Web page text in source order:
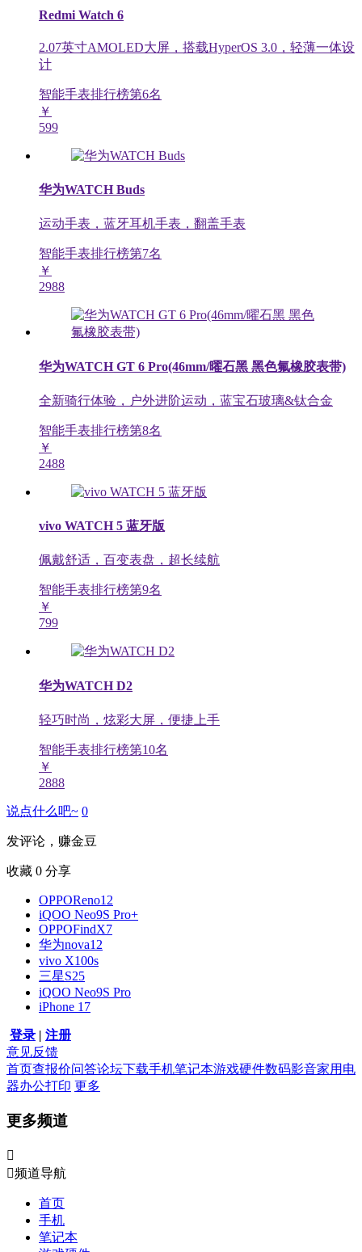
Redmi Watch 6
2.07英寸AMOLED大屏，搭载HyperOS 3.0，轻薄一体设
计
智能手表排行榜第6名
￥
599
华为WATCH Buds
运动手表，蓝牙耳机手表，翻盖手表
智能手表排行榜第7名
￥
2988
华为WATCH GT 6 Pro(46mm/曜石黑 黑色氟橡胶表带)
全新骑行体验，户外进阶运动，蓝宝石玻璃&钛合金
智能手表排行榜第8名
￥
2488
vivo WATCH 5 蓝牙版
佩戴舒适，百变表盘，超长续航
智能手表排行榜第9名
￥
799
华为WATCH D2
轻巧时尚，炫彩大屏，便捷上手
智能手表排行榜第10名
￥
2888
说点什么吧~ 0
发评论，赚金豆
收藏 0 分享
OPPOReno12
iQOO Neo9S Pro+
OPPOFindX7
华为nova12
vivo X100s
三星S25
iQOO Neo9S Pro
iPhone 17
登录 | 注册
意见反馈
首页查报价问答论坛下载手机笔记本游戏硬件数码影音家用电
器办公打印 更多
更多频道

频道导航
首页
手机
笔记本